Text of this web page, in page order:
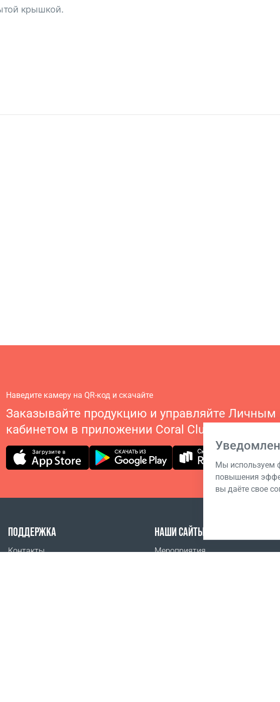
крышкой.
Мы используем
повышения
вы даёте свое
Наведите камеру на QR-код и скачайте
Заказывайте продукцию и управляйте Личным
кабинетом в приложении Coral Club
ПОДДЕРЖКА
Контакты
НАШИ САЙТЫ
Мероприятия